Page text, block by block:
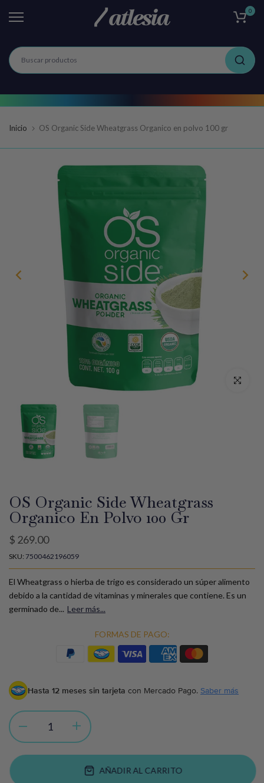
Ir
0
Inicio OS Organic Side Wheatgrass Organico en polvo 100 gr
Haz clic
OS Organic Side Wheatgrass
Organico En Polvo 100 Gr
$ 269.00
SKU: 7500462196059
El Wheatgrass o hierba de trigo es considerado un súper alimento
debido a la cantidad de vitaminas y minerales que contiene. Es un
germinado de... Leer más...
FORMAS DE PAGO:
Hasta 12 meses sin tarjeta con Mercado Pago. Saber más
AÑADIR AL CARRITO